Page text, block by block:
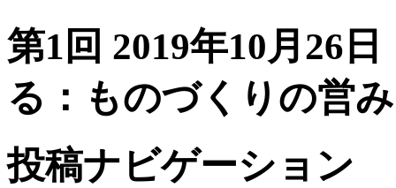
第1回 2019年10月26
る：ものづくりの営
投稿ナビゲーション